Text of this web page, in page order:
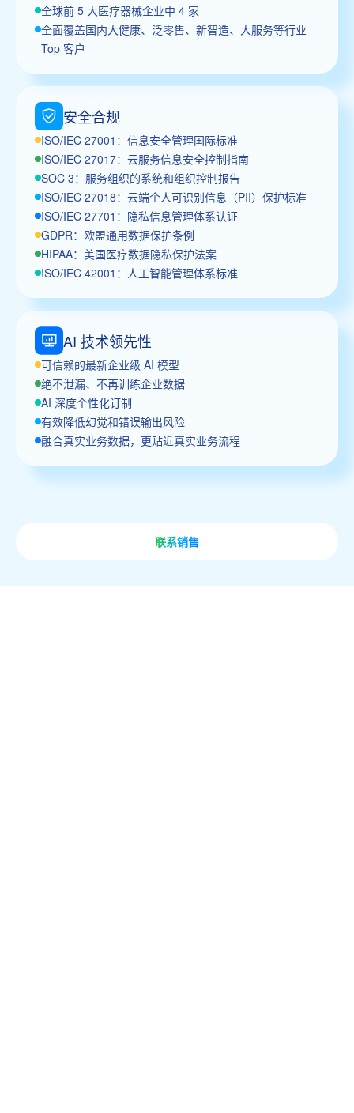
全球前 5 大医疗器械企业中 4 家
全面覆盖国内大健康、泛零售、新智造、大服务等行业
Top 客户
安全合规
ISO/IEC 27001：信息安全管理国际标准
ISO/IEC 27017：云服务信息安全控制指南
SOC 3：服务组织的系统和组织控制报告
ISO/IEC 27018：云端个人可识别信息（PII）保护标准
ISO/IEC 27701：隐私信息管理体系认证
GDPR：欧盟通用数据保护条例
HIPAA：美国医疗数据隐私保护法案
ISO/IEC 42001：人工智能管理体系标准
AI 技术领先性
可信赖的最新企业级 AI 模型
绝不泄漏、不再训练企业数据
AI 深度个性化订制
有效降低幻觉和错误输出风险
融合真实业务数据，更贴近真实业务流程
联系销售